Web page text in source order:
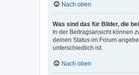
Nach oben
Was sind das für Bilder, die
In der Beitragsansicht können
deinen Status im Forum
unterschiedlich ist.
Nach oben